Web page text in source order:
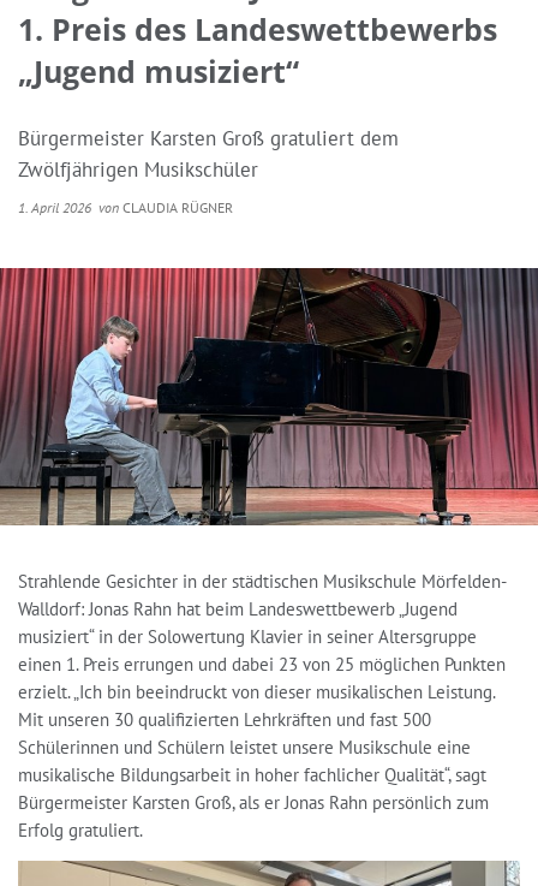
1. Preis des Landeswettbewerbs
„Jugend musiziert“
Bürgermeister Karsten Groß gratuliert dem
Zwölfjährigen Musikschüler
1. April 2026 von CLAUDIA RÜGNER
Strahlende Gesichter in der städtischen Musikschule Mörfelden-
Walldorf: Jonas Rahn hat beim Landeswettbewerb „Jugend
musiziert“ in der Solowertung Klavier in seiner Altersgruppe
einen 1. Preis errungen und dabei 23 von 25 möglichen Punkten
erzielt. „Ich bin beeindruckt von dieser musikalischen Leistung.
Mit unseren 30 qualifizierten Lehrkräften und fast 500
Schülerinnen und Schülern leistet unsere Musikschule eine
musikalische Bildungsarbeit in hoher fachlicher Qualität“, sagt
Bürgermeister Karsten Groß, als er Jonas Rahn persönlich zum
Erfolg gratuliert.